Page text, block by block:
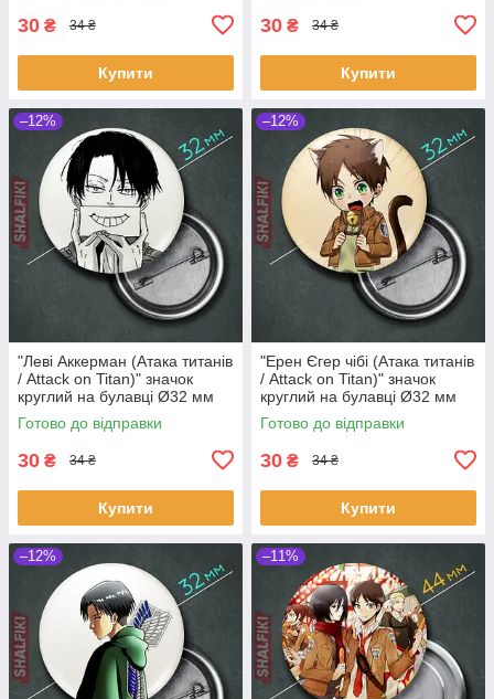
30 ₴ 34 ₴
Купити
30 ₴ 34 ₴
Купити
–12%
"Леві Аккерман (Атака титанів
/ Attack on Titan)" значок
круглий на булавці Ø32 мм
Готово до відправки
30 ₴ 34 ₴
Купити
–12%
"Ерен Єгер чібі (Атака титанів
/ Attack on Titan)" значок
круглий на булавці Ø32 мм
Готово до відправки
30 ₴ 34 ₴
Купити
–12% –11%